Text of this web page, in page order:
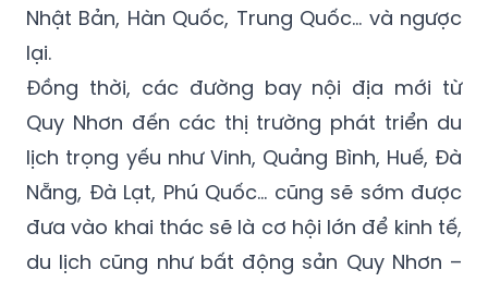
Nhật Bản, Hàn Quốc, Trung Quốc… và ngược
lại.
Đồng thời, các đường bay nội địa mới từ
Quy Nhơn đến các thị trường phát triển du
lịch trọng yếu như Vinh, Quảng Bình, Huế, Đà
Nẵng, Đà Lạt, Phú Quốc… cũng sẽ sớm được
đưa vào khai thác sẽ là cơ hội lớn để kinh tế,
du lịch cũng như bất động sản Quy Nhơn –